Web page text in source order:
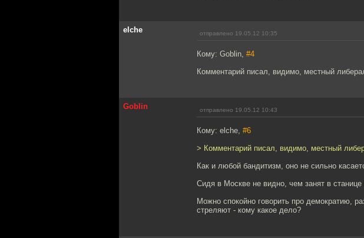
elche отправлено 19.05.12 10:35
Кому: Goblin, #4
Комментарий писал, видимо, местный
Goblin отправлено 19.05.12 10:43
Кому: elche, #6
> Комментарий писал, видимо, местный
Как и любой бандитизм, оно не сильно
Сидя в Москве не видно, чем занят в
Можно спокойно говорить про демократию,
стреляют - кому какое дело?